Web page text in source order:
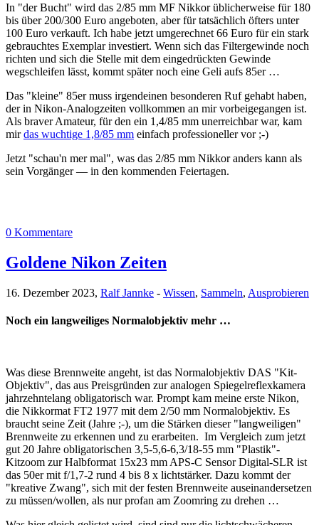
In "der Bucht" wird das 2/85 mm MF Nikkor üblicherweise für 180
bis über 200/300 Euro angeboten, aber für tatsächlich öfters unter
100 Euro verkauft. Ich habe jetzt umgerechnet 66 Euro für ein stark
gebrauchtes Exemplar investiert. Wenn sich das Filtergewinde noch
richten und sich die Stelle mit dem eingedrückten Gewinde
wegschleifen lässt, kommt später noch eine Geli aufs 85er …
Das "kleine" 85er muss irgendeinen besonderen Ruf gehabt haben,
der in Nikon-Analogzeiten vollkommen an mir vorbeigegangen ist.
Als braver Amateur, für den ein 1,4/85 mm unerreichbar war, kam
mirdas wuchtige 1,8/85 mm einfach professioneller vor ;-)
Jetzt "schau'n mer mal", was das 2/85 mm Nikkor anders kann als
sein Vorgänger — in den kommenden Feiertagen.
0 Kommentare
Goldene Nikon Zeiten
16. Dezember 2023, Ralf Jannke - Wissen, Sammeln, Ausprobieren
Noch ein langweiliges Normalobjektiv mehr …
Was diese Brennweite angeht, ist das Normalobjektiv DAS "Kit-
Objektiv", das aus Preisgründen zur analogen Spiegelreflexkamera
jahrzehntelang obligatorisch war. Prompt kam meine erste Nikon,
die Nikkormat FT2 1977 mit dem 2/50 mm Normalobjektiv. Es
braucht seine Zeit (Jahre ;-), um die Stärken dieser "langweiligen"
Brennweite zu erkennen und zu erarbeiten. Im Vergleich zum jetzt
gut 20 Jahre obligatorischen 3,5-5,6-6,3/18-55 mm "Plastik"-
Kitzoom zur Halbformat 15x23 mm APS-C Sensor Digital-SLR ist
das 50er mit f/1,7-2 rund 4 bis 8 x lichtstärker. Dazu kommt der
"kreative Zwang", sich mit der festen Brennweite auseinandersetzen
zu müssen/wollen, als nur profan am Zoomring zu drehen …